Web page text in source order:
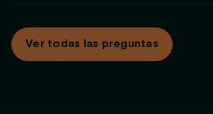
facturación corporativa sin aval
depósito por un contrato marco y
Reducimos la fricción para equipos de
Ver todas las preguntas